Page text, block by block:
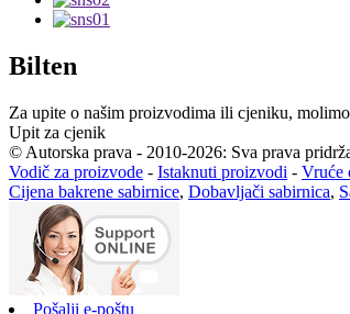
Bilten
Za upite o našim proizvodima ili cjeniku,
Upit za cjenik
© Autorska prava - 2010-2026: Sva prava
Vodič za proizvode - Istaknuti proizvodi - Vruće
Cijena bakrene sabirnice, Dobavljači sabirnica,
Pošalji e-poštu